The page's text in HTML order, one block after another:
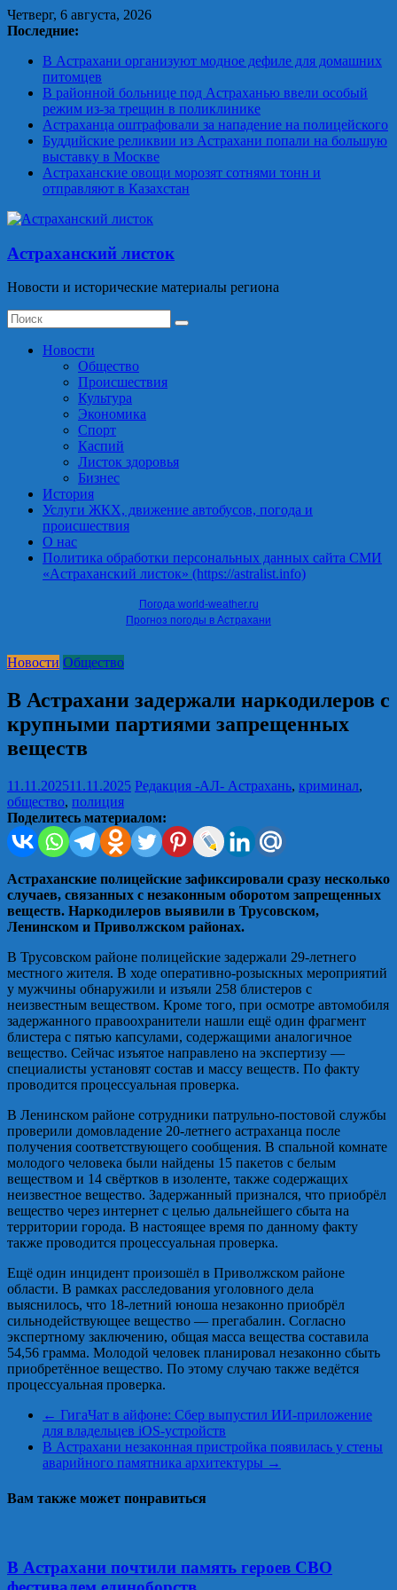
Skip
to
Четверг, 6 августа, 2026
Последние:
В Астрахани организуют модное дефиле для домашних
питомцев
В районной больнице под Астраханью ввели особый
режим из‑за трещин в поликлинике
Астраханца оштрафовали за нападение на полицейского
Буддийские реликвии из Астрахани попали на большую
выставку в Москве
Астраханские овощи морозят сотнями тонн и
отправляют в Казахстан
Астраханский листок
Новости и исторические материалы региона
Новости
Общество
Происшествия
Культура
Экономика
Спорт
Каспий
Листок здоровья
Бизнес
История
Услуги ЖКХ, движение автобусов, погода и
происшествия
О нас
Политика обработки персональных данных сайта СМИ
«Астраханский листок» (https://astralist.info)
Погода world-weather.ru
Прогноз погоды в Астрахани
Новости Общество
В Астрахани задержали наркодилеров с
крупными партиями запрещенных
веществ
11.11.202511.11.2025 Редакция -АЛ- Астрахань, криминал,
общество, полиция
Поделитесь материалом:
Астраханские полицейские зафиксировали сразу несколько
случаев, связанных с незаконным оборотом запрещенных
веществ. Наркодилеров выявили в Трусовском,
Ленинском и Приволжском районах.
В Трусовском районе полицейские задержали 29‑летнего
местного жителя. В ходе оперативно‑розыскных мероприятий
у мужчины обнаружили и изъяли 258 блистеров с
неизвестным веществом. Кроме того, при осмотре автомобиля
задержанного правоохранители нашли ещё один фрагмент
блистера с пятью капсулами, содержащими аналогичное
вещество. Сейчас изъятое направлено на экспертизу —
специалисты установят состав и массу веществ. По факту
проводится процессуальная проверка.
В Ленинском районе сотрудники патрульно‑постовой службы
проверили домовладение 20‑летнего астраханца после
получения соответствующего сообщения. В спальной комнате
молодого человека были найдены 15 пакетов с белым
веществом и 14 свёртков в изоленте, также содержащих
неизвестное вещество. Задержанный признался, что приобрёл
вещество через интернет с целью дальнейшего сбыта на
территории города. В настоящее время по данному факту
также проводится процессуальная проверка.
Ещё один инцидент произошёл в Приволжском районе
области. В рамках расследования уголовного дела
выяснилось, что 18‑летний юноша незаконно приобрёл
сильнодействующее вещество — прегабалин. Согласно
экспертному заключению, общая масса вещества составила
54,56 грамма. Молодой человек планировал незаконно сбыть
приобретённое вещество. По этому случаю также ведётся
процессуальная проверка.
← ГигаЧат в айфоне: Сбер выпустил ИИ-приложение
для владельцев iOS-устройств
В Астрахани незаконная пристройка появилась у стены
аварийного памятника архитектуры →
Вам также может понравиться
В Астрахани почтили память героев СВО